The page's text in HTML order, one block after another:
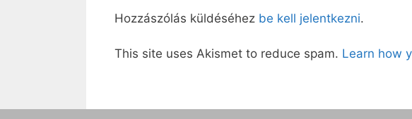
Hozzászólás küldéséhez be kell jelentkezni.
This site uses Akismet to reduce spam. Learn how